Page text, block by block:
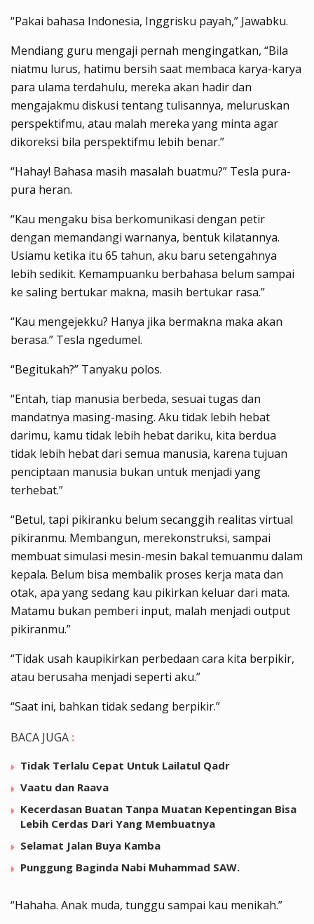
“Pakai bahasa Indonesia, Inggrisku payah,” Jawabku.
Mendiang guru mengaji pernah mengingatkan, “Bila
niatmu lurus, hatimu bersih saat membaca karya-karya
para ulama terdahulu, mereka akan hadir dan
mengajakmu diskusi tentang tulisannya, meluruskan
perspektifmu, atau malah mereka yang minta agar
dikoreksi bila perspektifmu lebih benar.”
“Hahay! Bahasa masih masalah buatmu?” Tesla pura-
pura heran.
“Kau mengaku bisa berkomunikasi dengan petir
dengan memandangi warnanya, bentuk kilatannya.
Usiamu ketika itu 65 tahun, aku baru setengahnya
lebih sedikit. Kemampuanku berbahasa belum sampai
ke saling bertukar makna, masih bertukar rasa.”
“Kau mengejekku? Hanya jika bermakna maka akan
berasa.” Tesla ngedumel.
“Begitukah?” Tanyaku polos.
“Entah, tiap manusia berbeda, sesuai tugas dan
mandatnya masing-masing. Aku tidak lebih hebat
darimu, kamu tidak lebih hebat dariku, kita berdua
tidak lebih hebat dari semua manusia, karena tujuan
penciptaan manusia bukan untuk menjadi yang
terhebat.”
“Betul, tapi pikiranku belum secanggih realitas virtual
pikiranmu. Membangun, merekonstruksi, sampai
membuat simulasi mesin-mesin bakal temuanmu dalam
kepala. Belum bisa membalik proses kerja mata dan
otak, apa yang sedang kau pikirkan keluar dari mata.
Matamu bukan pemberi input, malah menjadi output
pikiranmu.”
“Tidak usah kaupikirkan perbedaan cara kita berpikir,
atau berusaha menjadi seperti aku.”
“Saat ini, bahkan tidak sedang berpikir.”
BACA JUGA :
Tidak Terlalu Cepat Untuk Lailatul Qadr
Vaatu dan Raava
Kecerdasan Buatan Tanpa Muatan Kepentingan Bisa
Lebih Cerdas Dari Yang Membuatnya
Selamat Jalan Buya Kamba
Punggung Baginda Nabi Muhammad SAW.
“Hahaha. Anak muda, tunggu sampai kau menikah.”